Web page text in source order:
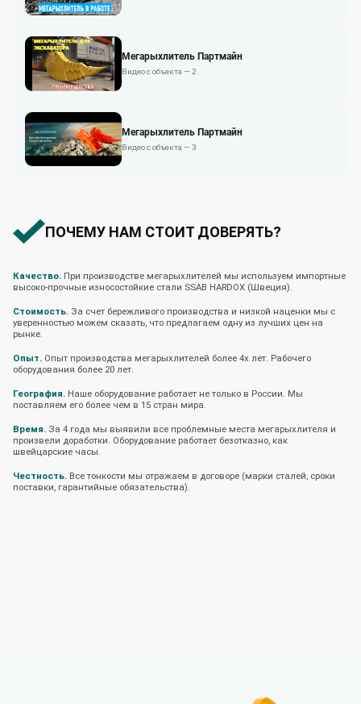
Мегарыхлитель Партмайн
Видео с объекта — 2
Мегарыхлитель Партмайн
Видео с объекта — 3
ПОЧЕМУ НАМ СТОИТ ДОВЕРЯТЬ?
Качество. При производстве мегарыхлителей мы используем импортные
высоко-прочные износостойкие стали SSAB HARDOX (Швеция).
Стоимость. За счет бережливого производства и низкой наценки мы с
уверенностью можем сказать, что предлагаем одну из лучших цен на
рынке.
Опыт. Опыт производства мегарыхлителей более 4х лет. Рабочего
оборудования более 20 лет.
География. Наше оборудование работает не только в России. Мы
поставляем его более чем в 15 стран мира.
Время. За 4 года мы выявили все проблемные места мегарыхлителя и
произвели доработки. Оборудование работает безотказно, как
швейцарские часы.
Честность. Все тонкости мы отражаем в договоре (марки сталей, сроки
поставки, гарантийные обязательства).